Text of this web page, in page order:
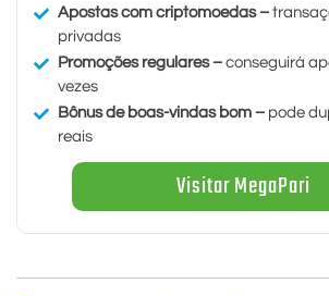
Apostas com criptomoedas –
privadas
Promoções regulares – conseguirá
vezes
Bônus de boas-vindas bom – pode
reais
Visitar MegaPari